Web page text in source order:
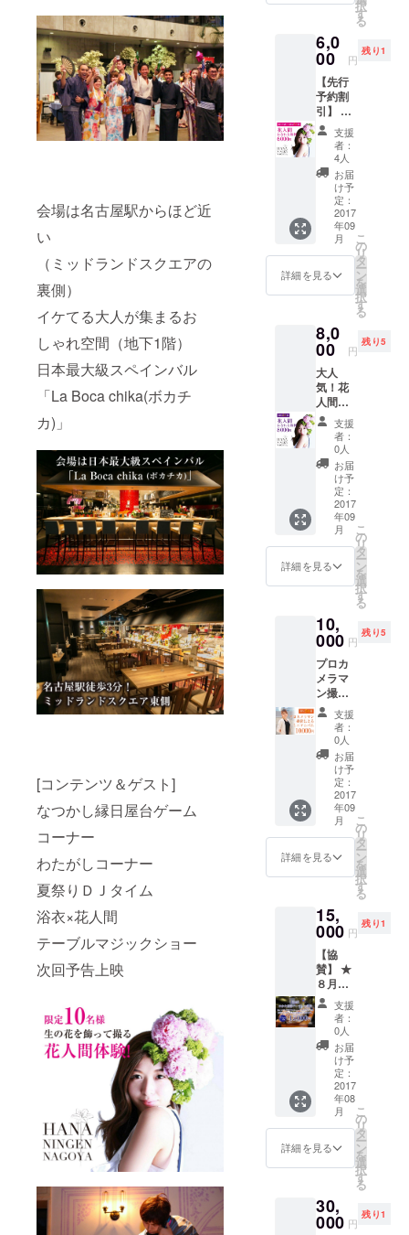
会場は名古屋駅からほど近
い
（ミッドランドスクエアの
裏側）
イケてる大人が集まるお
しゃれ空間（地下1階）
日本最大級スペインバル
「La Boca chika(ボカチ
カ)」
[コンテンツ＆ゲスト]
なつかし縁日屋台ゲーム
コーナー
わたがしコーナー
夏祭りＤＪタイム
浴衣×花人間
テーブルマジックショー
次回予告上映
択
す
る
6,0
00 円
残り1
【先行
予約割
引】 大
人気！
花人間
になれ
る権
利 5名
は先行
予約割
引！！
姿の貴
女に似
合うミ
ニサイ
をお付
けしま
す♪ ※記
念撮影
付 ※完
全事前
予約制
※当日12
時30分
までに
会場に
お越し
いただ
ける方
が対象
です
支援
者：
4人
お届
け予
定：
2017
年09
月
詳細を見る
こ
の
リ
タ
ー
ン
を
選
択
す
る
8,0
00 円
残り5
大人
気！花
人間に
なれる
権利
あと5
名！！
姿の貴
女に似
合うミ
ニサイ
ズの花
をお付
けしま
す♪ ※記
付 ※完
全事前
予約制
※当日12
時30分
までに
会場に
お越し
いただ
ける方
が対象
です
支援
者：
0人
お届
け予
定：
2017
年09
月
詳細を見る
こ
の
リ
タ
ー
ン
を
選
択
す
る
10,
000 円
残り5
プロカ
メラマ
ン撮影
による
ミニア
ルバム
貴方の
写真を
入れた
記念ミ
ニアル
バムを
お作り
します
支援
者：
0人
お届
け予
定：
2017
年09
月
詳細を見る
こ
の
リ
タ
ー
ン
を
選
択
す
る
15,
000 円
残り1
【協
賛】 ★
８月２
７日ゆ
かた恋
活パー
ティの
協賛
※イタリ
ア産プ
シュー
トを丸
ごと１
本お買
い上
なたの
株が上
支援
者：
0人
お届
け予
定：
2017
年08
月
詳細を見る
こ
の
リ
タ
ー
ン
を
選
択
す
る
30,
000 円
残り1